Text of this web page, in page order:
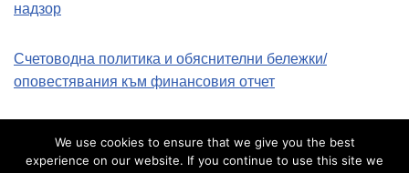
надзор
Счетоводна политика и обяснителни бележки/
оповестявания към финансовия отчет
We use cookies to ensure that we give you the best
experience on our website. If you continue to use this site we